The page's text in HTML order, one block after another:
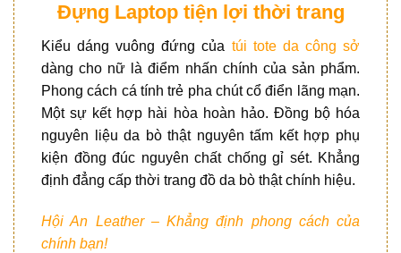
Đựng Laptop tiện lợi thời trang
Kiểu dáng vuông đứng của túi tote da công sở
dàng cho nữ là điểm nhấn chính của sản phẩm.
Phong cách cá tính trẻ pha chút cổ điển lãng mạn.
Một sự kết hợp hài hòa hoàn hảo. Đồng bộ hóa
nguyên liệu da bò thật nguyên tấm kết hợp phụ
kiện đồng đúc nguyên chất chống gỉ sét. Khẳng
định đẳng cấp thời trang đồ da bò thật chính hiệu.
Hội An Leather – Khẳng định phong cách của
chính bạn!